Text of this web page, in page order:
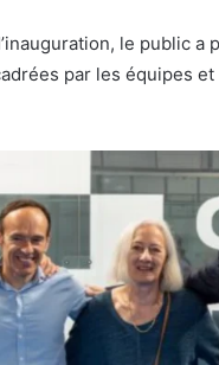
le public
par les équipes